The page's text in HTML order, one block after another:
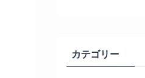
カテゴリー